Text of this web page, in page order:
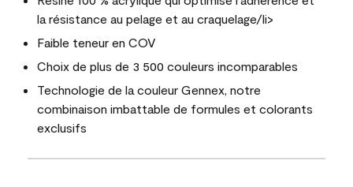
la résistance au pelage et au craquelage/li>
Faible teneur en COV
Choix de plus de 3 500 couleurs incomparables
Technologie de la couleur Gennex, notre
combinaison imbattable de formules et colorants
exclusifs